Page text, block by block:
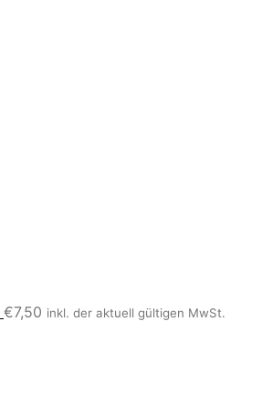
€7,50 inkl. der aktuell gültigen MwSt.